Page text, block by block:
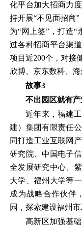
化平台加大招商力
持开展“不见面招商”
为“网上签”，打造“
过各种招商平台渠
项目近200个，对接
欣博、京东数科、海
故事3
不出园区就有
近年来，福建
建）集团有限责任
同打造工业互联网
研究院、中国电子
全发展研究中心、
大学、福州大学等
成为战略合作伙伴
园，探索建设福州
高新区加强基